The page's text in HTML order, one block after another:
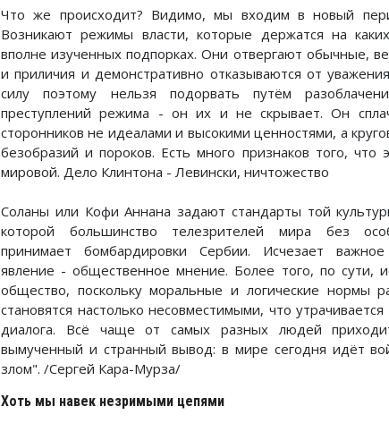
Что же происходит? Видимо, мы входим в новый
Возникают режимы власти, которые держатся на
вполне изученных подпорках. Они отвергают обычные,
и приличия и демонстративно отказываются от
силу поэтому нельзя подорвать путём
преступлений режима - он их и не скрывает. Он
сторонников не идеалами и высокими ценностями, а
безобразий и пороков. Есть много признаков того, что
мировой. Дело Клинтона - Левински, ничтожество
Соланы или Кофи Аннана задают стандарты той
которой большинство телезрителей мира без
принимает бомбардировки Сербии. Исчезает
явление - общественное мнение. Более того, по сути,
общество, поскольку моральные и логические нормы
становятся настолько несовместимыми, что
диалога. Всё чаще от самых разных людей
вымученный и странный вывод: в мире сегодня идёт
злом". /Сергей Кара-Мурза/
Хоть мы навек незримыми цепями